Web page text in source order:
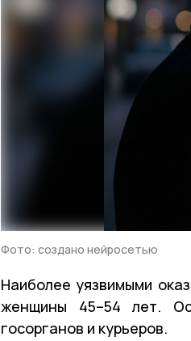
Фото: создано нейросетью
Наиболее уязвимыми
женщины 45–54 лет.
госорганов и курьеров.